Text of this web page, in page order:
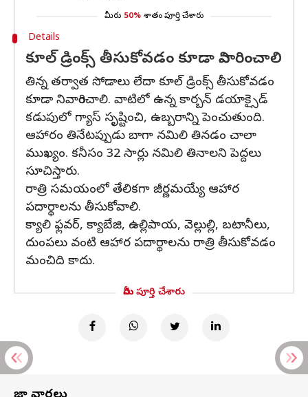
మీరు 50% శాతం పూర్తి చేశారు
Details
కూల్ డ్రింక్స్ తీసుకోవడం కూడా నివారించాలి
తిన్న తర్వాత సోడాలు లేదా కూల్ డ్రింక్స్ తీసుకోవడం
కూడా నివారించాలి. వాటిలో ఉన్న కార్బన్ డయాక్సైడ్
కడుపులో గ్యాస్ సృష్టించి, ఉబ్బరాన్ని పెంచుతుంది.
ఆహారం తినేటప్పుడు బాగా నమిలి తినడం చాలా
ముఖ్యం. కనీసం 32 సార్లు నమిలి తినాలని పెద్దలు
సూచిస్తారు.
రాత్రి సమయంలో తేలికగా జీర్ణమయ్యే ఆహార
పదార్థాలను తీసుకోవాలి.
క్యాలి ఫ్లవర్, క్యాబేజి, ఉల్లిపాయ, వెల్లుల్లి, బటానీలు,
దుంపలు వంటి ఆహార పదార్థాలను రాత్రి తీసుకోవడం
మంచిది కాదు.
మీరు పూర్తి చేశారు